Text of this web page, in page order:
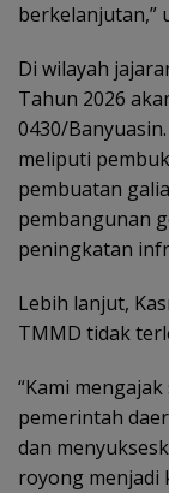
berkelanjutan,”
Di wilayah
Tahun 2026
0430/
meliputi
pembuatan
pembangunan
peningkatan
Lebih lanjut,
TMMD tidak
“Kami
pemerintah
dan
royong menjadi